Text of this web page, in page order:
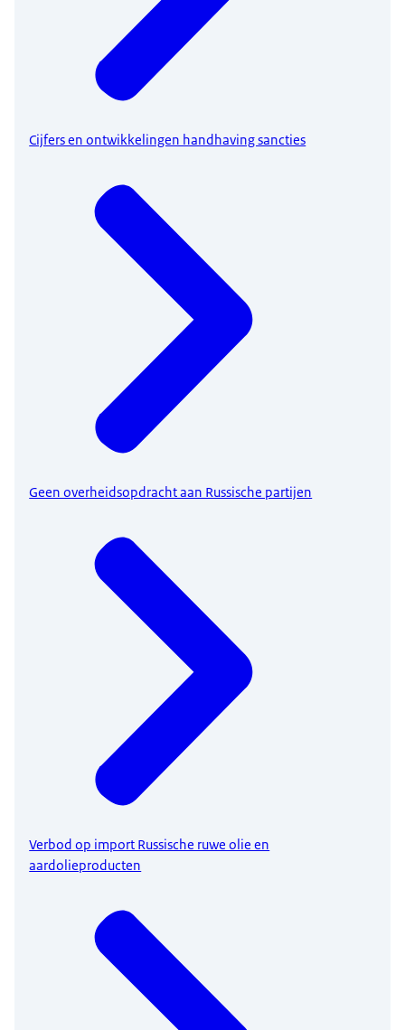
Cijfers en ontwikkelingen handhaving sancties
Geen overheidsopdracht aan Russische partijen
Verbod op import Russische ruwe olie en
aardolieproducten